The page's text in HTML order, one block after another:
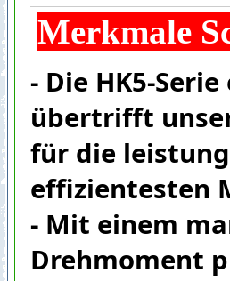
Merkmale
- Die HK5-
übertrifft
für die
effizientesten
- Mit einem m
Drehmoment